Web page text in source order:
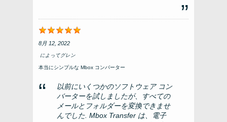
8月 12, 2022
によってグレン
本当にシンプルな Mbox コンバーター
以前にいくつかのソフトウェア コン
バーターを試しましたが、すべての
メールとフォルダーを変換できませ
んでした. Mbox Transfer は、電子